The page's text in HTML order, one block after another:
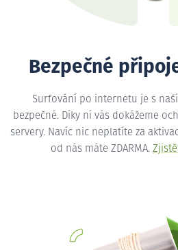
Bezpečné
Surfování po internetu je s
bezpečné. Díky ní vás dokážeme
servery. Navíc nic neplatíte za
od nás máte ZDARMA.